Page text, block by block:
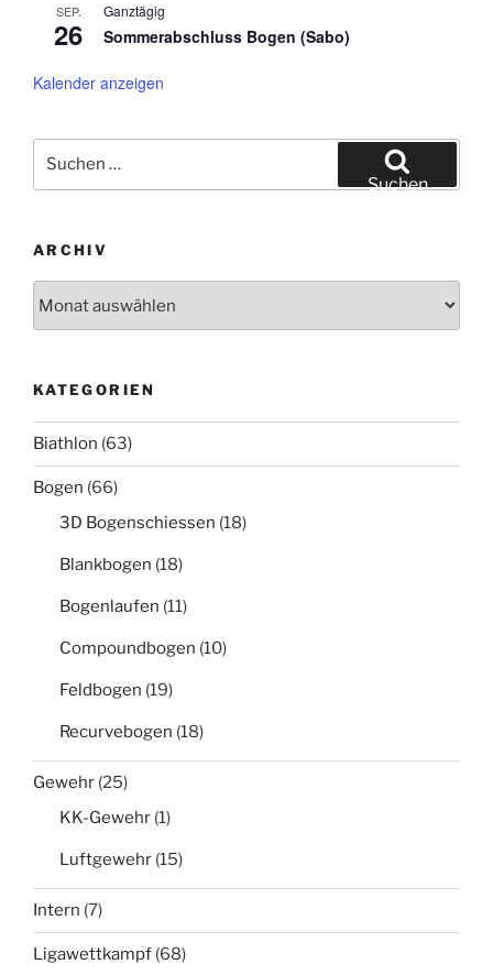
SEP.
26
Ganztägig
Sommerabschluss Bogen (Sabo)
Kalender anzeigen
nach:
Suchen
ARCHIV
KATEGORIEN
Biathlon (63)
Bogen (66)
3D Bogenschiessen (18)
Blankbogen (18)
Bogenlaufen (11)
Compoundbogen (10)
Feldbogen (19)
Recurvebogen (18)
Gewehr (25)
KK-Gewehr (1)
Luftgewehr (15)
Intern (7)
Ligawettkampf (68)